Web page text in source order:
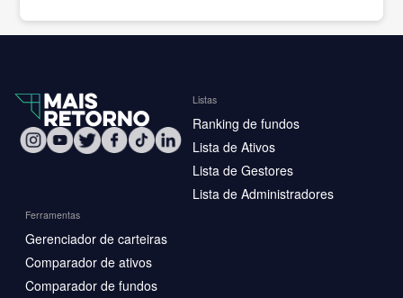
Listas
Ranking de fundos
Lista de Ativos
Lista de Gestores
Lista de Administradores
Ferramentas
Gerenciador de carteiras
Comparador de ativos
Comparador de fundos